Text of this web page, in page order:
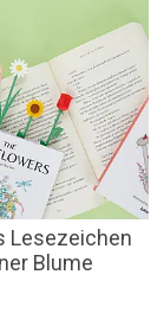
Lesezeichen
Blume